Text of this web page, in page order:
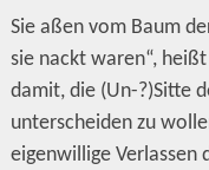
Sie aßen vom Baum
sie nackt waren“,
damit, die (Un-?)Sitte
unterscheiden zu
eigenwillige Verlassen